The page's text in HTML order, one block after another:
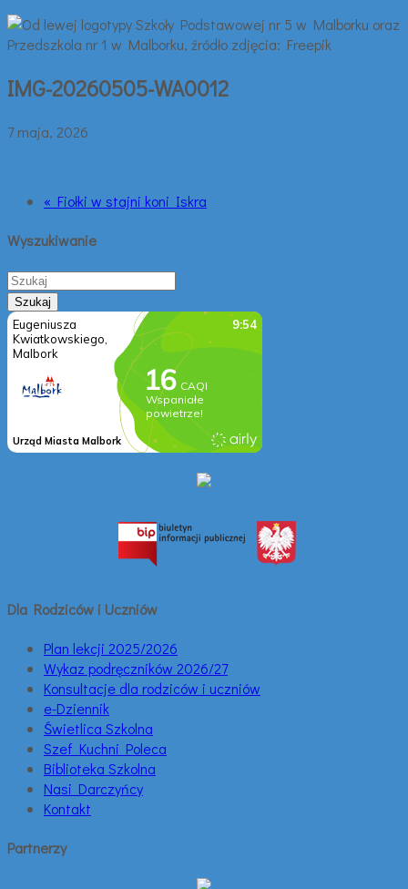
IMG-20260505-WA0012
7 maja, 2026
« Fiołki w stajni koni Iskra
Wyszukiwanie
Dla Rodziców i Uczniów
Plan lekcji 2025/2026
Wykaz podręczników 2026/27
Konsultacje dla rodziców i uczniów
e-Dziennik
Świetlica Szkolna
Szef Kuchni Poleca
Biblioteka Szkolna
Nasi Darczyńcy
Kontakt
Partnerzy